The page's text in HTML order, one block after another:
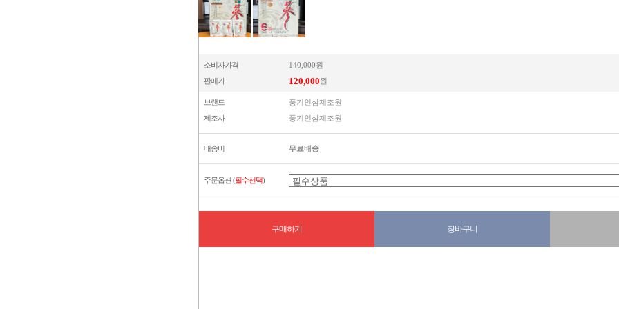
소비자가격
140,000원
판매가
120,000원
브랜드
풍기인삼제조원
제조사
풍기인삼제조원
배송비 무료배송
주문옵션 (필수선택)
장바구니